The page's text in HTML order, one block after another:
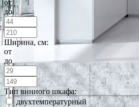
от
до
Ширина, см:
от
до
Тип винного шкафа:
двухтемпературный